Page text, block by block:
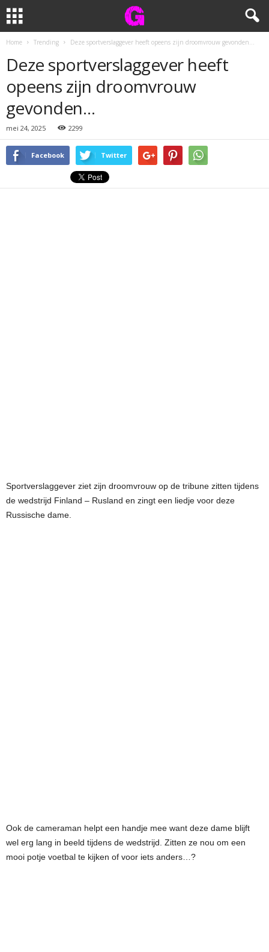
Home Trending Deze sportverslaggever heeft opeens zijn droomvrouw gevonden…
Deze sportverslaggever heeft
opeens zijn droomvrouw
gevonden…
mei 24, 2025 2299
Facebook Twitter
Sportverslaggever ziet zijn droomvrouw op de tribune zitten tijdens
de wedstrijd Finland – Rusland en zingt een liedje voor deze
Russische dame.
Ook de cameraman helpt een handje mee want deze dame blijft
wel erg lang in beeld tijdens de wedstrijd. Zitten ze nou om een
mooi potje voetbal te kijken of voor iets anders…?